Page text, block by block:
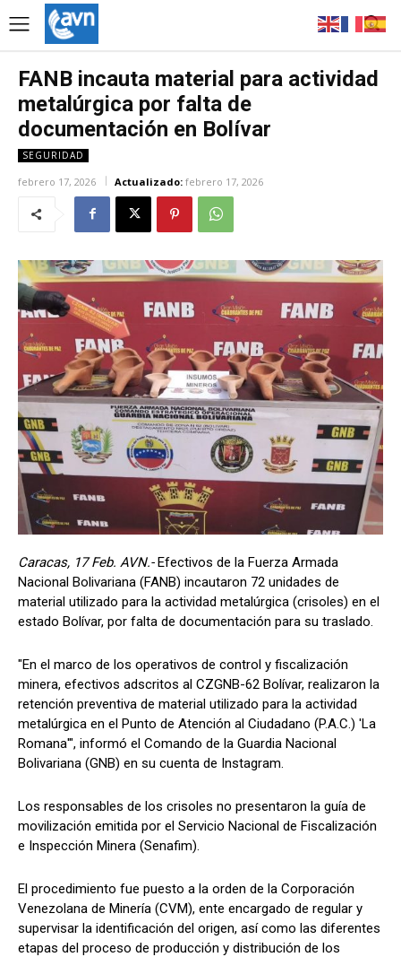
FANB incauta material para actividad
metalúrgica por falta de
documentación en Bolívar
SEGURIDAD
febrero 17, 2026 Actualizado: febrero 17, 2026
Caracas, 17 Feb. AVN.-Efectivos de la Fuerza Armada
Nacional Bolivariana (FANB) incautaron 72 unidades de
material utilizado para la actividad metalúrgica (crisoles) en el
estado Bolívar, por falta de documentación para su traslado.
"En el marco de los operativos de control y fiscalización
minera, efectivos adscritos al CZGNB-62 Bolívar, realizaron la
retención preventiva de material utilizado para la actividad
metalúrgica en el Punto de Atención al Ciudadano (P.A.C.) 'La
Romana'", informó el Comando de la Guardia Nacional
Bolivariana (GNB) en su cuenta de Instagram.
Los responsables de los crisoles no presentaron la guía de
movilización emitida por el Servicio Nacional de Fiscalización
e Inspección Minera (Senafim).
El procedimiento fue puesto a la orden de la Corporación
Venezolana de Minería (CVM), ente encargado de regular y
supervisar la identificación del origen, así como las diferentes
etapas del proceso de producción y distribución de los